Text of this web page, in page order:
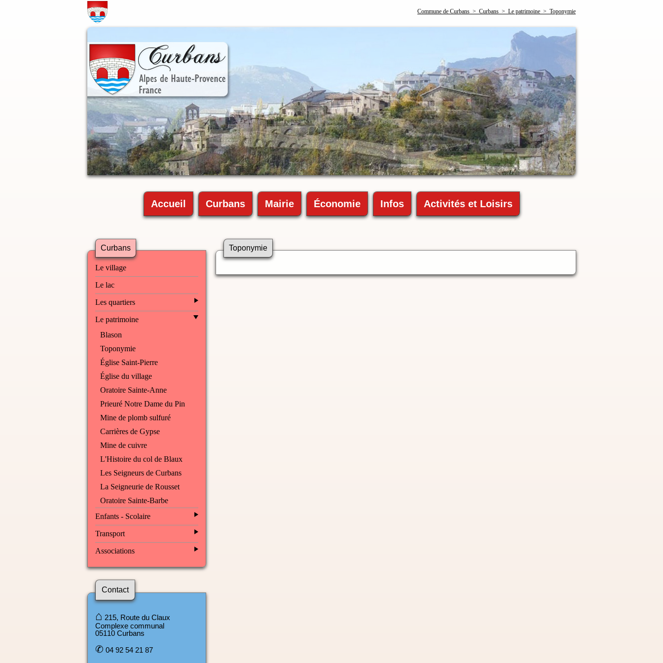
Commune de Curbans > Curbans > Le patrimoine > Toponymie
Accueil Curbans Mairie Économie Infos Activités et Loisirs
Toponymie
Curbans
Le village
Le lac
Les quartiers
Le patrimoine
Blason
Toponymie
Église Saint-Pierre
Église du village
Oratoire Sainte-Anne
Prieuré Notre Dame du Pin
Mine de plomb sulfuré
Carrières de Gypse
Mine de cuivre
L'Histoire du col de Blaux
Les Seigneurs de Curbans
La Seigneurie de Rousset
Oratoire Sainte-Barbe
Enfants - Scolaire
Transport
Associations
Contact
⌂ 215, Route du Claux
Complexe communal
05110 Curbans
✆ 04 92 54 21 87